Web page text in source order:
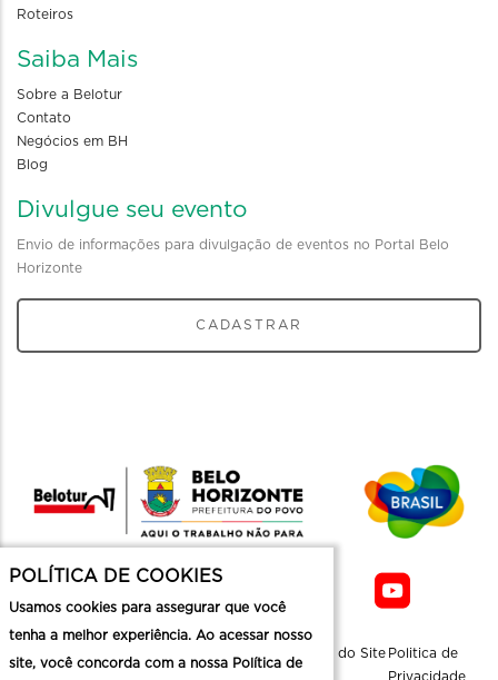
Roteiros
Saiba Mais
Sobre a Belotur
Contato
Negócios em BH
Blog
Divulgue seu evento
Envio de informações para divulgação de eventos no Portal Belo
Horizonte
CADASTRAR
Mapa do Site Politica de
Privacidade
POLÍTICA DE COOKIES
Usamos cookies para assegurar que você
tenha a melhor experiência. Ao acessar nosso
site, você concorda com a nossa Política de